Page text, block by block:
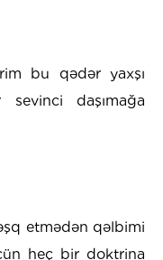
bu qədər yaxşı
daşımağa
etmədən qəlbimi
heç bir doktrina